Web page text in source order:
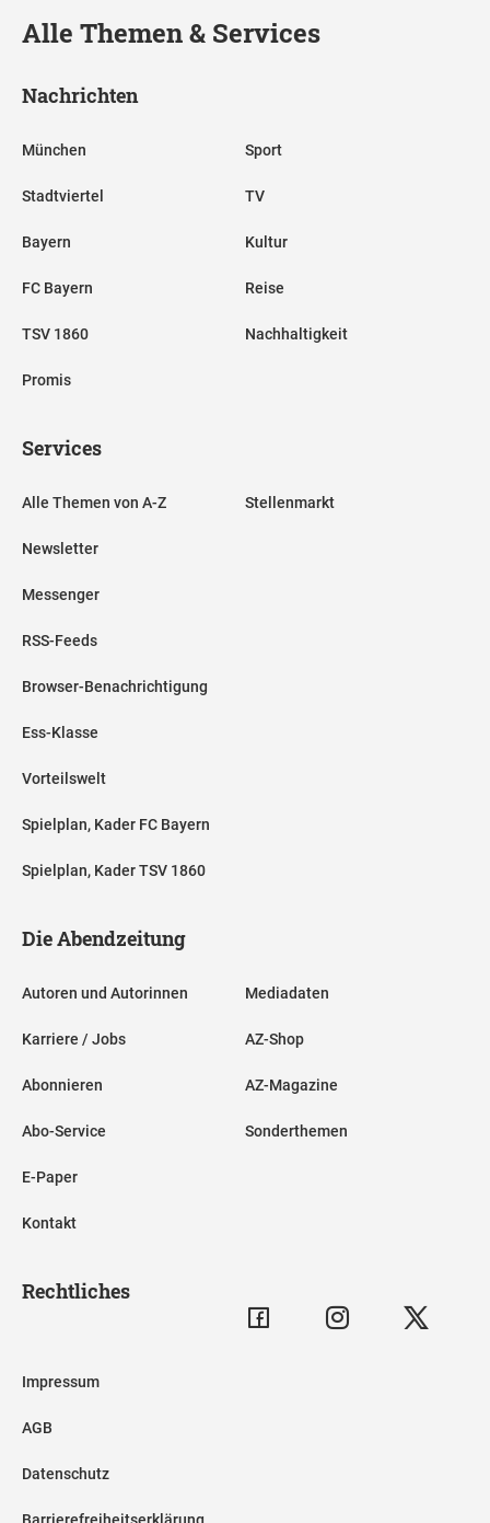
Alle Themen & Services
Nachrichten
München
Stadtviertel
Bayern
FC Bayern
TSV 1860
Promis
Sport
TV
Kultur
Reise
Nachhaltigkeit
Services
Alle Themen von A-Z
Newsletter
Messenger
RSS-Feeds
Browser-Benachrichtigung
Ess-Klasse
Vorteilswelt
Spielplan, Kader FC Bayern
Spielplan, Kader TSV 1860
Stellenmarkt
Die Abendzeitung
Autoren und Autorinnen
Karriere / Jobs
Abonnieren
Abo-Service
E-Paper
Kontakt
Mediadaten
AZ-Shop
AZ-Magazine
Sonderthemen
Rechtliches
Impressum
AGB
Datenschutz